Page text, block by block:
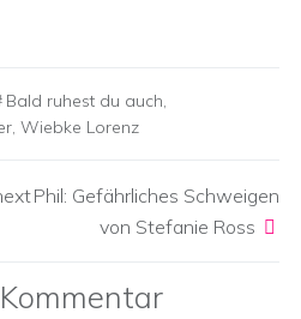
Bald ruhest du auch,
, Wiebke Lorenz
Phil: Gefährliches Schweigen
von Stefanie Ross